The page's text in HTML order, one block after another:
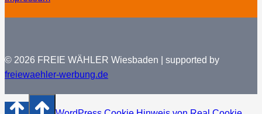
© 2026 FREIE WÄHLER Wiesbaden | supported by
freiewaehler-werbung.de